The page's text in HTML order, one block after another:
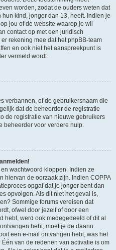
worden, zodat de ouders weten dat
kind, jonger dan 13, heeft. Indien je
jou of de website waarop je wil
contact op met een juridisch
rekening mee dat het phpBB-team
en ook niet het aanspreekpunt is
vermeld wordt.
verbannen, of de gebruikersnaam die
dat de beheerder de registratie
de registratie van nieuwe gebruikers
beheerder voor verdere hulp.
wachtwoord kloppen. Indien ze
hiervan de oorzaak zijn. Indien COPPA
opgaf dat je jonger bent dan
opvolgen. Als dit niet het geval is,
Sommige forums vereisen dat
ofwel door jezelf of door een
hebt, werd ook medegedeeld of dit al
hebt, moet je de daarin
een e-mail ontvangen hebt, was het
van de redenen van activatie is om